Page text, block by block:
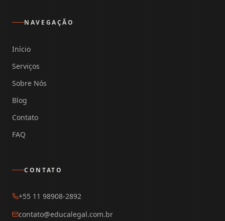
NAVEGAÇÃO
Início
Serviços
Sobre Nós
Blog
Contato
FAQ
CONTATO
+55 11 98908-2892
contato@educalegal.com.br